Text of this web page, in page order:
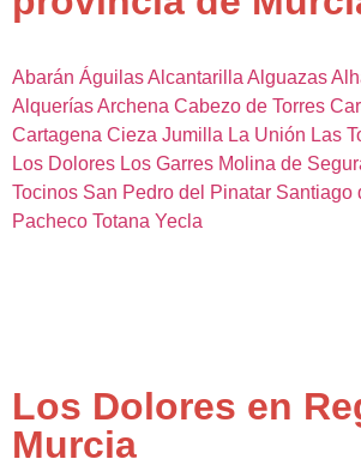
Abarán ÁguilasAlcantarillaAlguazas
AlqueríasArchena Cabezo de Torres
Cartagena Cieza Jumilla La Unión Las
Los Dolores Los Garres Molina de
Tocinos San Pedro del Pinatar Santiago
Pacheco Totana Yecla
Los Dolores en
Murcia